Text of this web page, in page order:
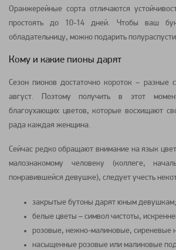
Оранжерейные сорта отличаются
простоять до 10-14 дней. Чтобы ваш
обладательницу, можно подарить
Кому и какие пионы дарят
Сезон пионов достаточно короток – разные
август. Поэтому получить в этот
благоухающих цветов, которые восхищают
рада каждая женщина.
Сейчас редко обращают внимание на язык
малознакомому человеку (коллеге,
понравившейся девушке), следует учесть
закрытые бутоны дарят юным девушкам;
белые цветы – символ чистоты,
розовые, нежно-малиновые, сиреневые
насыщенные розовые или малиновые